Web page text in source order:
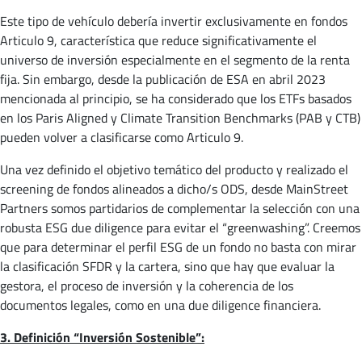
Este tipo de vehículo debería invertir exclusivamente en fondos
Articulo 9, característica que reduce significativamente el
universo de inversión especialmente en el segmento de la renta
fija. Sin embargo, desde la publicación de ESA en abril 2023
mencionada al principio, se ha considerado que los ETFs basados
en los Paris Aligned y Climate Transition Benchmarks (PAB y CTB)
pueden volver a clasificarse como Articulo 9.
Una vez definido el objetivo temático del producto y realizado el
screening de fondos alineados a dicho/s ODS, desde MainStreet
Partners somos partidarios de complementar la selección con una
robusta ESG due diligence para evitar el “greenwashing”. Creemos
que para determinar el perfil ESG de un fondo no basta con mirar
la clasificación SFDR y la cartera, sino que hay que evaluar la
gestora, el proceso de inversión y la coherencia de los
documentos legales, como en una due diligence financiera.
3. Definición “Inversión Sostenible”: